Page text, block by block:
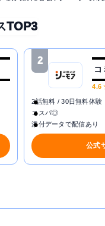
TOP3
2
コ
4.6
2話無料 / 30日無料体験
コスパ◎
添付データで配信あり
公式